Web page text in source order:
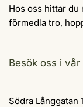
Hos oss hittar du
förmedla tro,
Besök oss i
Södra Långgatan